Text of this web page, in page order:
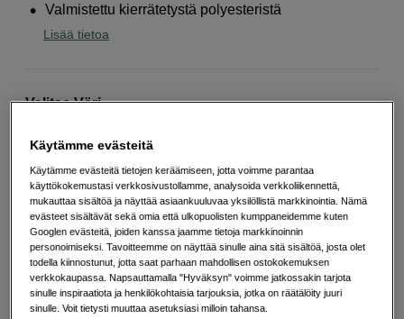
Valmistettu kierrätetystä polyesteristä
Lisää tietoa
Valitse Väri
Musta Oranssi Vaaleanvihreä
Vihreä Violetti
Käytämme evästeitä
Käytämme evästeitä tietojen keräämiseen, jotta voimme parantaa
käyttökokemustasi verkkosivustollamme, analysoida verkkoliikennettä,
mukauttaa sisältöä ja näyttää asiaankuuluvaa yksilöllistä markkinointia. Nämä
evästeet sisältävät sekä omia että ulkopuolisten kumppaneidemme kuten
Googlen evästeitä, joiden kanssa jaamme tietoja markkinoinnin
personoimiseksi. Tavoitteemme on näyttää sinulle aina sitä sisältöä, josta olet
todella kiinnostunut, jotta saat parhaan mahdollisen ostokokemuksen
verkkokaupassa. Napsauttamalla "Hyväksyn" voimme jatkossakin tarjota
sinulle inspiraatiota ja henkilökohtaisia tarjouksia, jotka on räätälöity juuri
sinulle. Voit tietysti muuttaa asetuksiasi milloin tahansa.